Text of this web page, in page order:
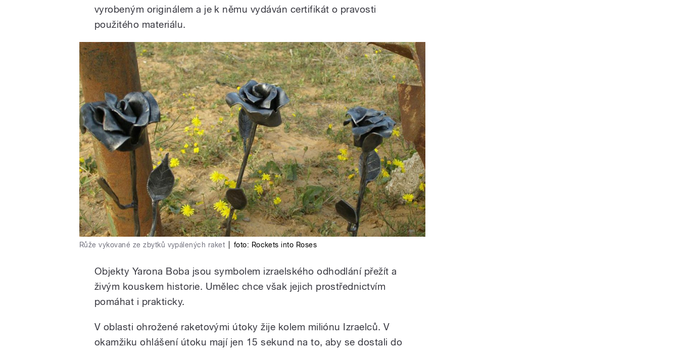
vyrobeným originálem a je k němu vydáván certifikát o pravosti
použitého materiálu.
Růže vykované ze zbytků vypálených raket foto: Rockets into Roses
Objekty Yarona Boba jsou symbolem izraelského odhodlání přežít a
živým kouskem historie. Umělec chce však jejich prostřednictvím
pomáhat i prakticky.
V oblasti ohrožené raketovými útoky žije kolem miliónu Izraelců. V
okamžiku ohlášení útoku mají jen 15 sekund na to, aby se dostali do